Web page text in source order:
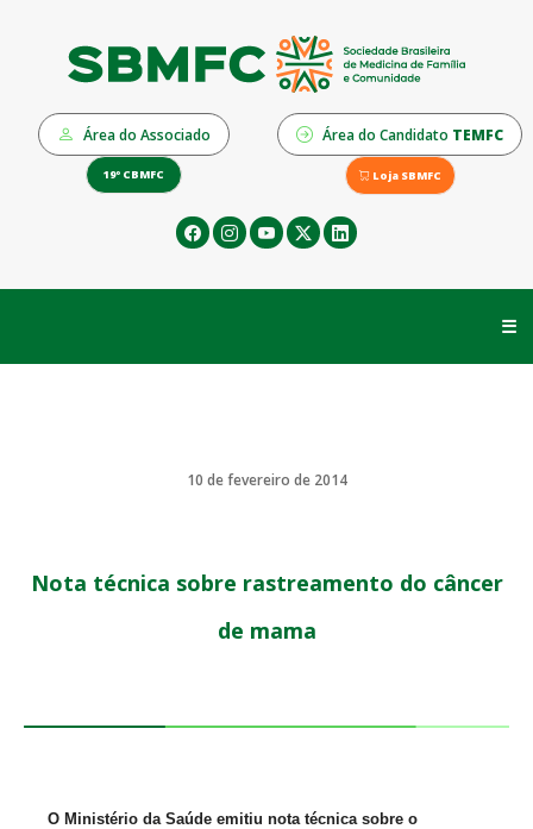
Área do Associado Área do Candidato TEMFC
19º CBMFC Loja SBMFC
☰
10 de fevereiro de 2014
Nota técnica sobre rastreamento do câncer
de mama
O Ministério da Saúde emitiu nota técnica sobre o